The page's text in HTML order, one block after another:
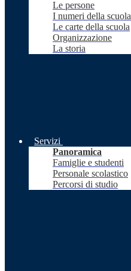
Le persone
I numeri della scuola
Le carte della scuola
Organizzazione
La storia
Servizi
Panoramica
Famiglie e studenti
Personale scolastico
Percorsi di studio